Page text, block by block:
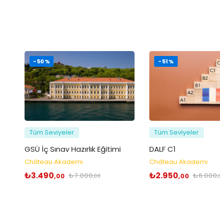
-50%
Tüm Seviyeler
GSÜ İç Sınav Hazırlık Eğitimi
Château Akademi
₺3.490,00 ₺7.000,00
-51%
Tüm Seviyeler
DALF C1
Château Akademi
₺2.950,00 ₺6.000